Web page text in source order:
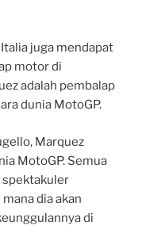
juga mendapat
motor di
adalah pembalap
dunia MotoGP.
Marquez
MotoGP. Semua
spektakuler
dia akan
di